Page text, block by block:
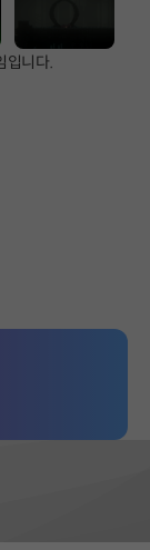
임입니다.